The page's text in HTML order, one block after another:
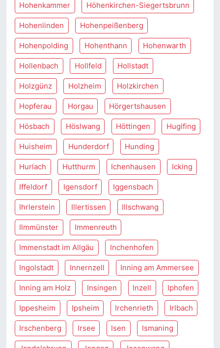
Hohenkammer Höhenkirchen-Siegertsbrunn
Hohenlinden Hohenpeißenberg
Hohenpolding Hohenthann Hohenwarth
Hollenbach Hollfeld Hollstadt
Holzgünz Holzheim Holzkirchen
Hopferau Horgau Hörgertshausen
Hösbach Höslwang Höttingen Huglfing
Huisheim Hunderdorf Hunding
Hurlach Hutthurm Ichenhausen Icking
Iffeldorf Igensdorf Iggensbach
Ihrlerstein Illertissen Illschwang
Ilmmünster Immenreuth
Immenstadt im Allgäu Inchenhofen
Ingolstadt Innernzell Inning am Ammersee
Inning am Holz Insingen Inzell Iphofen
Ippesheim Ipsheim Irchenrieth Irlbach
Irschenberg Irsee Isen Ismaning